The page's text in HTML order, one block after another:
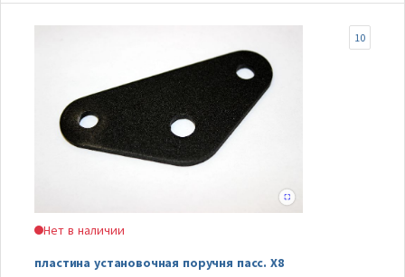
Нет в наличии
пластина установочная поручня пасс. Х8
10